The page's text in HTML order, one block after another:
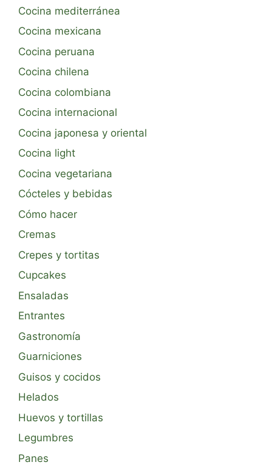
Cocina mediterránea
Cocina mexicana
Cocina peruana
Cocina chilena
Cocina colombiana
Cocina internacional
Cocina japonesa y oriental
Cocina light
Cocina vegetariana
Cócteles y bebidas
Cómo hacer
Cremas
Crepes y tortitas
Cupcakes
Ensaladas
Entrantes
Gastronomía
Guarniciones
Guisos y cocidos
Helados
Huevos y tortillas
Legumbres
Panes